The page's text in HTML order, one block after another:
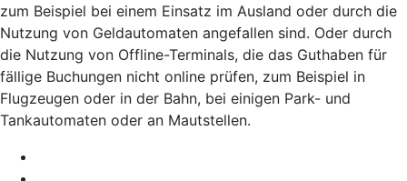
zum Beispiel bei einem Einsatz im Ausland oder durch die
Nutzung von Geldautomaten angefallen sind. Oder durch
die Nutzung von Offline-Terminals, die das Guthaben für
fällige Buchungen nicht online prüfen, zum Beispiel in
Flugzeugen oder in der Bahn, bei einigen Park- und
Tankautomaten oder an Mautstellen.